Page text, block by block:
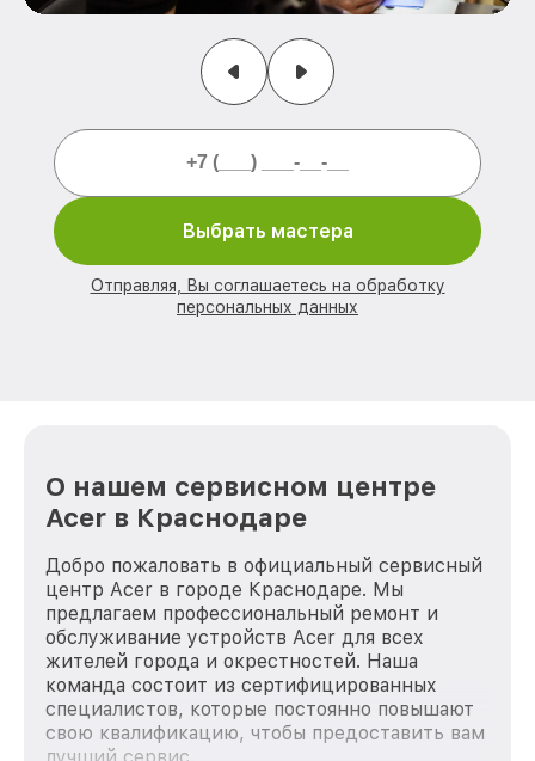
Выбрать мастера
Отправляя, Вы соглашаетесь на обработку
персональных данных
О нашем сервисном центре
Acer в Краснодаре
Добро пожаловать в официальный сервисный
центр Acer в городе Краснодаре. Мы
предлагаем профессиональный ремонт и
обслуживание устройств Acer для всех
жителей города и окрестностей. Наша
команда состоит из сертифицированных
специалистов, которые постоянно повышают
свою квалификацию, чтобы предоставить вам